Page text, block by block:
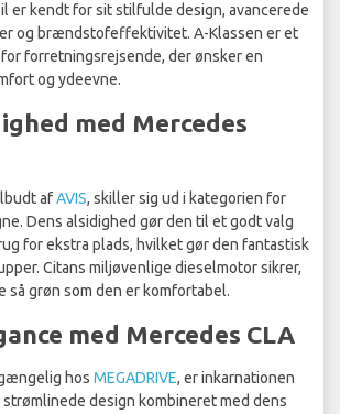
er kendt for sit stilfulde design, avancerede
og brændstofeffektivitet. A-Klassen er et
forretningsrejsende, der ønsker en
og ydeevne.
med Mercedes
afAVIS, skiller sig ud i kategorien for
Dens alsidighed gør den til et godt valg
for ekstra plads, hvilket gør den fantastisk
Citans miljøvenlige dieselmotor sikrer,
så grøn som den er komfortabel.
med Mercedes CLA
hos MEGADRIVE, er inkarnationen
design kombineret med dens